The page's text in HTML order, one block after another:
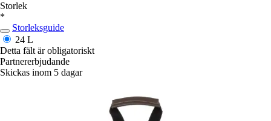
Storlek
*
Storleksguide
24 L
Detta fält är obligatoriskt
Partnererbjudande
Skickas inom 5 dagar